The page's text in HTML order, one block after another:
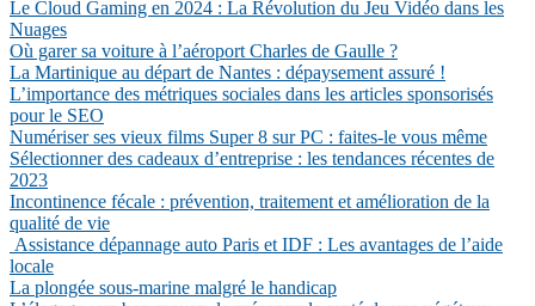
Le Cloud Gaming en 2024 : La Révolution du Jeu Vidéo dans les
Nuages
Où garer sa voiture à l’aéroport Charles de Gaulle ?
La Martinique au départ de Nantes : dépaysement assuré !
L’importance des métriques sociales dans les articles sponsorisés
pour le SEO
Numériser ses vieux films Super 8 sur PC : faites-le vous même
Sélectionner des cadeaux d’entreprise : les tendances récentes de
2023
Incontinence fécale : prévention, traitement et amélioration de la
qualité de vie
Assistance dépannage auto Paris et IDF : Les avantages de l’aide
locale
La plongée sous-marine malgré le handicap